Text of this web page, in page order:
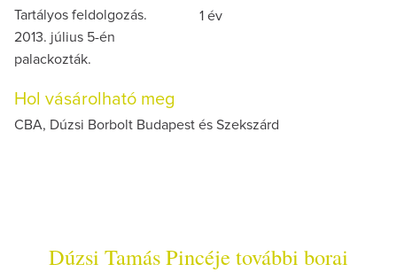
Tartályos feldolgozás.
2013. július 5-én
palackozták.
1 év
Hol vásárolható meg
CBA, Dúzsi Borbolt Budapest és Szekszárd
Dúzsi Tamás Pincéje további borai